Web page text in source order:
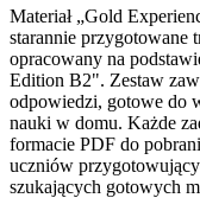
Materiał „Gold
starannie przygotowane
opracowany na
Edition B2". Zestaw
odpowiedzi, gotowe do
nauki w domu. Każde
formacie PDF do
uczniów
szukających gotowych